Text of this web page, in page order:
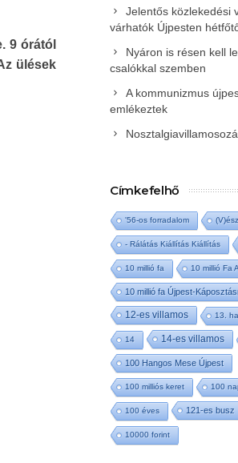
9 órától
ülések
Jelentős közlekedési
várhatók Újpesten
Nyáron is résen kell
csalókkal szemben
A kommunizmus
emlékeztek
Címkefelhő
'56-os forradalom
- Rálátás Kiállítás Kiállítás
10 millió fa 10 millió Fa
10 millió fa Újpest-
12-es villamos 13.
14 14-es villamos
100 Hangos Mese Újpest
100 milliós keret 100
100 éves 121-es busz
10000 forint